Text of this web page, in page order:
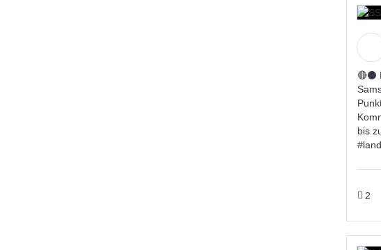
🔴⚫
bis
#
2